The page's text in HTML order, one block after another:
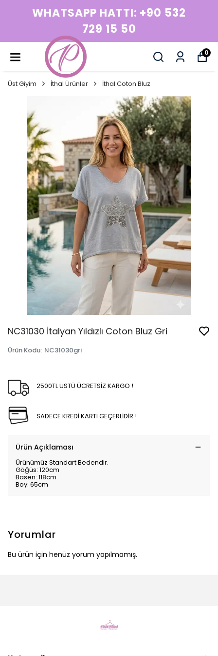
WHATSAPP HATTI: +90 532
729 15 50
0
Üst Giyim İthal Ürünler İthal Coton Bluz
NC31030 İtalyan Yıldızlı Coton Bluz Gri
Ürün Kodu: NC31030gri
2500TL ÜSTÜ ÜCRETSİZ KARGO !
SADECE KREDİ KARTI GEÇERLİDİR !
Ürün Açıklaması
Ürünümüz Standart Bedendir.
Göğüs: 120cm
Basen: 118cm
Boy: 65cm
Yorumlar
Bu ürün için henüz yorum yapılmamış.